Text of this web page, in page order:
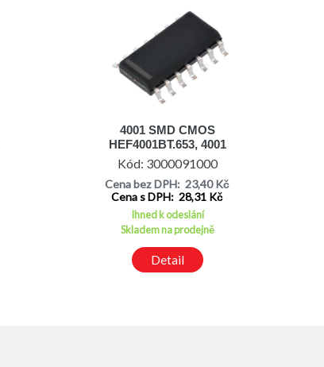
4001 SMD CMOS
HEF4001BT.653, 4001
SOIC14
Kód: 3000091000
Cena bez DPH: 23,40 Kč
Cena s DPH: 28,31 Kč
Ihned k odeslání
Skladem na prodejně
Detail